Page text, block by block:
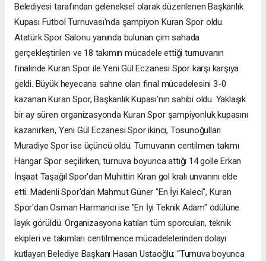
Belediyesi tarafından geleneksel olarak düzenlenen Başkanlık
Kupası Futbol Turnuvası'nda şampiyon Kuran Spor oldu.
Atatürk Spor Salonu yanında bulunan çim sahada
gerçekleştirilen ve 18 takımın mücadele ettiği turnuvanın
finalinde Kuran Spor ile Yeni Gül Eczanesi Spor karşı karşıya
geldi. Büyük heyecana sahne olan final mücadelesini 3-0
kazanan Kuran Spor, Başkanlık Kupası'nın sahibi oldu. Yaklaşık
bir ay süren organizasyonda Kuran Spor şampiyonluk kupasını
kazanırken, Yeni Gül Eczanesi Spor ikinci, Tosunoğulları
Muradiye Spor ise üçüncü oldu. Turnuvanın centilmen takımı
Hangar Spor seçilirken, turnuva boyunca attığı 14 golle Erkan
İnşaat Taşağıl Spor'dan Muhittin Kıran gol kralı unvanını elde
etti. Madenli Spor'dan Mahmut Güner "En İyi Kaleci", Kuran
Spor'dan Osman Harmancı ise "En İyi Teknik Adam" ödülüne
layık görüldü. Organizasyona katılan tüm sporcuları, teknik
ekipleri ve takımları centilmence mücadelelerinden dolayı
kutlayan Belediye Başkanı Hasan Ustaoğlu; “Turnuva boyunca